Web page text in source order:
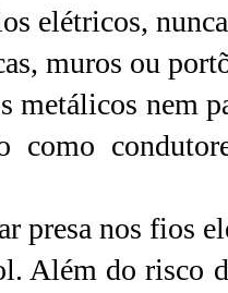
elétricos,
muros ou
metálicos nem
como
presa nos fios
Além do risco